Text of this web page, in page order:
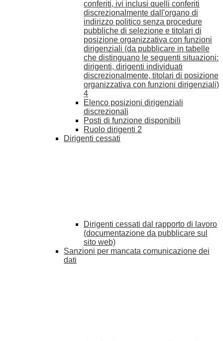
conferiti, ivi inclusi quelli conferiti
discrezionalmente dall'organo di
indirizzo politico senza procedure
pubbliche di selezione e titolari di
posizione organizzativa con funzioni
dirigenziali (da pubblicare in tabelle
che distinguano le seguenti situazioni:
dirigenti, dirigenti individuati
discrezionalmente, titolari di posizione
organizzativa con funzioni dirigenziali)
4
Elenco posizioni dirigenziali
discrezionali
Posti di funzione disponibili
Ruolo dirigenti 2
Dirigenti cessati
Dirigenti cessati dal rapporto di lavoro
(documentazione da pubblicare sul
sito web)
Sanzioni per mancata comunicazione dei
dati